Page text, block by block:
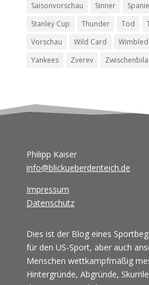
Saisonvorschau
Sinner
Stanley Cup
Thunder Tod
Vorschau
Wild Card
Yankees
Zverev
Philipp Kaiser
info@blickueberdenteich.de
Impressum
Datenschutz
Dies ist der Blog eines
für den US-Sport, aber auch
Menschen wettkampfmäßig
Hintergründe, Abgründe,